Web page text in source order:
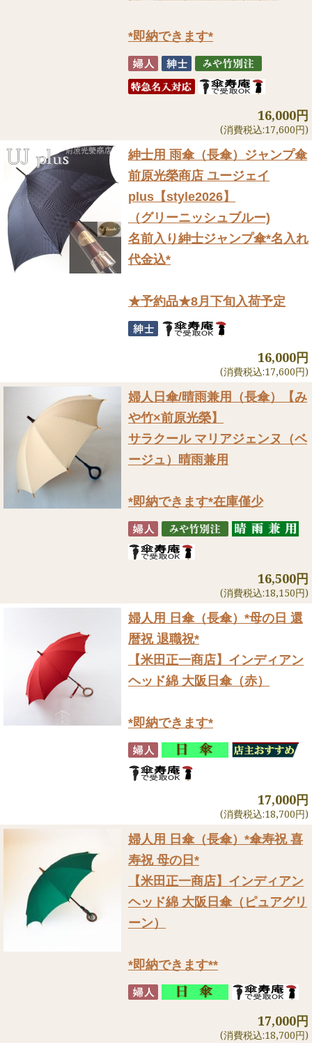
*即納できます*
16,000円
(消費税込:17,600円)
紳士用 雨傘（長傘）ジャンプ傘
前原光榮商店 ユージェイ
plus【style2026】
（グリーニッシュブルー)
名前入り紳士ジャンプ傘*名入れ
代金込*
★予約品★8月下旬入荷予定
16,000円
(消費税込:17,600円)
婦人日傘/晴雨兼用（長傘）
【み
や竹×前原光榮】
サラクール マリアジェンヌ（ベ
ージュ）晴雨兼用
*即納できます*在庫僅少
16,500円
(消費税込:18,150円)
婦人用 日傘（長傘） *母の日 還
暦祝 退職祝*
【米田正一商店】インディアン
ヘッド綿 大阪日傘（赤）
*即納できます*
17,000円
(消費税込:18,700円)
婦人用 日傘（長傘） *傘寿祝 喜
寿祝 母の日*
【米田正一商店】インディアン
ヘッド綿 大阪日傘（ピュアグリ
ーン）
*即納できます**
17,000円
(消費税込:18,700円)